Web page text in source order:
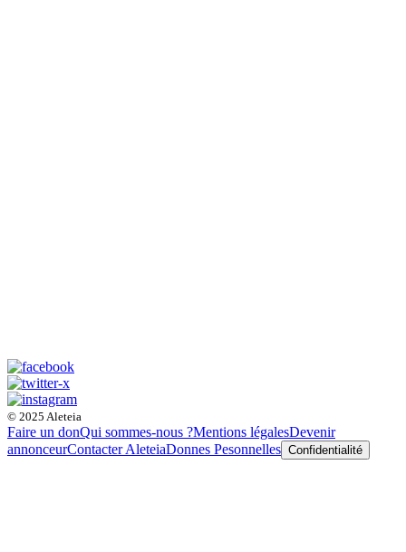
© 2025 Aleteia
Faire un donQui sommes-nous ?Mentions légalesDevenir
annonceurContacter AleteiaDonnes Pesonnelles Confidentialité